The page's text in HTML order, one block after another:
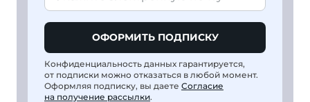
ОФОРМИТЬ ПОДПИСКУ
Конфиденциальность данных гарантируется,
от подписки можно отказаться в любой момент.
Оформляя подписку, вы даете Согласие
на получение рассылки.